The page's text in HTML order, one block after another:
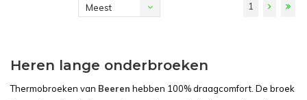
Meest
1
Heren lange onderbroeken
Thermobroeken van Beeren hebben 100% draagcomfort. De broek